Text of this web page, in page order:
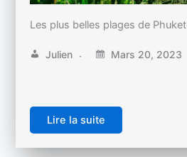
Les plus belles plages de Phuket
Julien Mars 20, 2023
Lire la suite